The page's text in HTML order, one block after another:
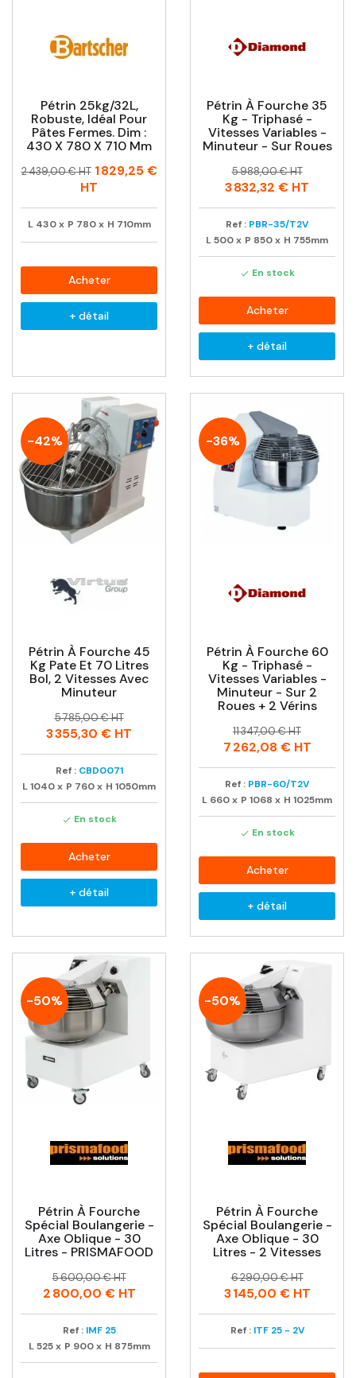
Pétrin 25kg/32L,
Robuste, Idéal Pour
Pâtes Fermes. Dim :
430 X 780 X 710 Mm
Prix
Prix
2 439,00 € HT 1 829,25 €
HT
L 430 x P 780 x H 710mm
Acheter
+ détail
Pétrin À Fourche 35
Kg - Triphasé -
Vitesses Variables -
Minuteur - Sur Roues
Prix
Prix
habituel
5 988,00 € HT
3 832,32 € HT
Ref : PBR-35/T2V
L500x P 850x H 755mm
 En stock
Acheter
+ détail
-42%
Pétrin À Fourche 45
Kg Pate Et 70 Litres
Bol, 2 Vitesses Avec
Minuteur
Prix
Prix
habituel
5 785,00 € HT
3 355,30 € HT
Ref : CBD0071
L1040x P 760x H 1050mm
 En stock
Acheter
+ détail
-36%
Pétrin À Fourche 60
Kg - Triphasé -
Vitesses Variables -
Minuteur - Sur 2
Roues + 2 Vérins
Prix
Prix
habituel
11 347,00 € HT
7 262,08 €HT
Ref : PBR-60/T2V
L 660x P 1068 x H 1025mm
 En stock
Acheter
+ détail
-50%
Pétrin À Fourche
Spécial Boulangerie -
Axe Oblique - 30
Litres - PRISMAFOOD
Prix
Prix
habituel
5 600,00 € HT
2 800,00 €HT
Ref : IMF 25
L 525 x P 900 x H 875mm
-50%
Pétrin À Fourche
Spécial Boulangerie -
Axe Oblique - 30
Litres - 2 Vitesses
Prix
Prix
habituel
6 290,00 € HT
3 145,00 €HT
Ref : ITF 25 - 2V